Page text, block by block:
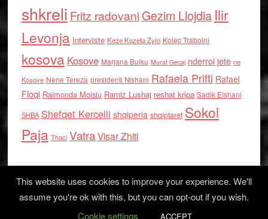
shkreli Fritz radovaniGezim Llojdia Ilir
Levonja Interviste Keze Kozeta Zylo Kolec Traboini
kosova Kosove Marjana Bulku Murat Gecaj nderroi jete ne
Kosove Nene Tereza presidenti Nishani Rafaela Prifti Rafael
Floqi Raimonda Moisiu Ramiz Lushaj reshat kripa Sadik Elshani
SHBA Shefqet Kercelli shqiperia shqiptaret Sokol
Paja Thaci VatraVisar Zhiti
Log in
This website uses cookies to improve your experience. We'll
assume you're ok with this, but you can opt-out if you wish.
Cookie settings
ACCEPT